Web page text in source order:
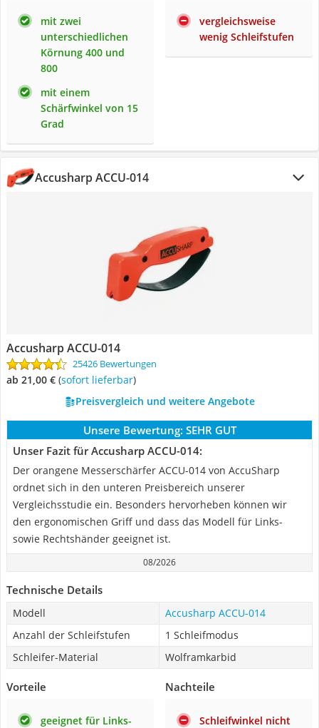
mit zwei
unterschiedlichen
Körnung 400 und
800
mit einem
Schärfwinkel von 15
Grad
vergleichsweise
wenig Schleifstufen
Accusharp ACCU-014
Accusharp ACCU-014
25426 Bewertungen
ab 21,00 € ( Sofort lieferbar)
Preisvergleich und weitere Angebote
Unsere Bewertung: SEHR GUT
Unser Fazit für Accusharp ACCU-014:
Der orangene Messerschärfer ACCU-014 von AccuSharp
ordnet sich in den unteren Preisbereich unserer
Vergleichsstudie ein. Besonders hervorheben können wir
den ergonomischen Griff und dass das Modell für Links-
sowie Rechtshänder geeignet ist.
08/2026
Technische Details
Modell
Accusharp ACCU-014
Anzahl der Schleifstufen
1 Schleifmodus
Schleifer-Material
Wolframkarbid
Vorteile
geeignet für Links-
Nachteile
Schleifwinkel nicht